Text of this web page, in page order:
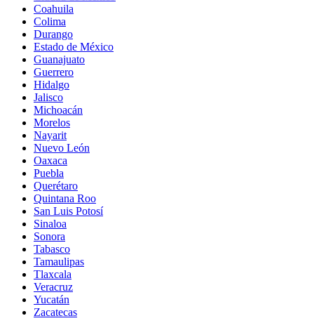
Coahuila
Colima
Durango
Estado de México
Guanajuato
Guerrero
Hidalgo
Jalisco
Michoacán
Morelos
Nayarit
Nuevo León
Oaxaca
Puebla
Querétaro
Quintana Roo
San Luis Potosí
Sinaloa
Sonora
Tabasco
Tamaulipas
Tlaxcala
Veracruz
Yucatán
Zacatecas